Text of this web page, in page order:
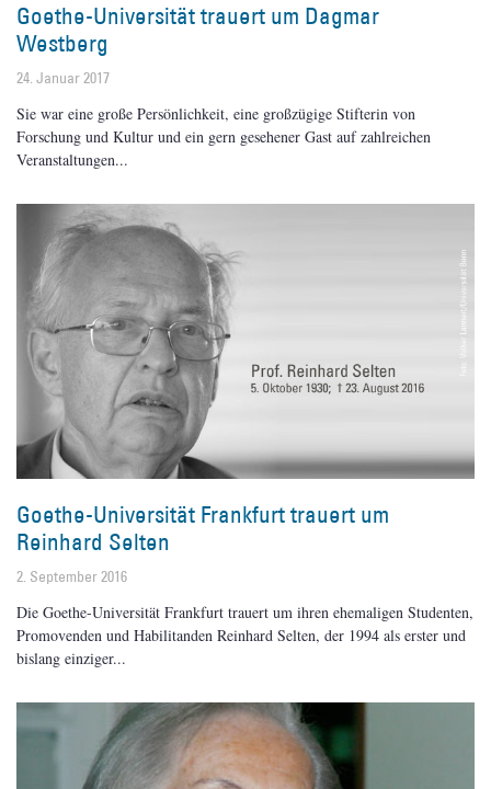
Goethe-Universität trauert um Dagmar
Westberg
24. Januar 2017
Sie war eine große Persönlichkeit, eine großzügige Stifterin von
Forschung und Kultur und ein gern gesehener Gast auf zahlreichen
Veranstaltungen
Goethe-Universität Frankfurt trauert um
Reinhard Selten
2. September 2016
Die Goethe-Universität Frankfurt trauert um ihren ehemaligen Studenten,
Promovenden und Habilitanden Reinhard Selten, der 1994 als erster und
bislang einziger